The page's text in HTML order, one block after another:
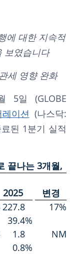
에 대한 지속적
보였습니다
세 영향 완화
5일 (GLOBE
이션 (나스닥:
된 1분기 실적
끝나는 3개월,
2025
변경
227.8 17%
39.4%
1.8
NM
0.8%